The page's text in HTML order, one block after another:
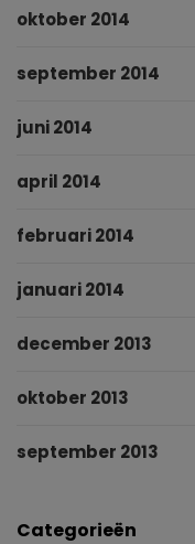
oktober 2014
september 2014
juni 2014
april 2014
februari 2014
januari 2014
december 2013
oktober 2013
september 2013
Categorieën